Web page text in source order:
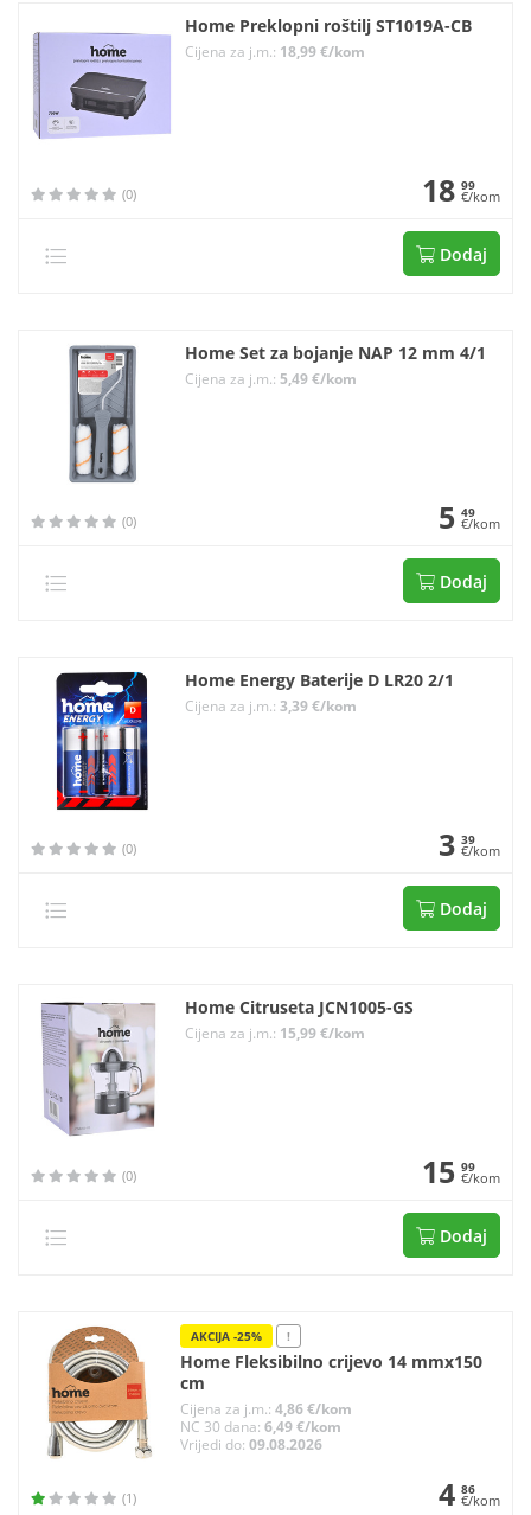
Home Preklopni roštilj ST1019A-CB
Cijena za j.m.: 18,99 €/kom
(0) 18 99
€/kom
Dodaj
Home Set za bojanje NAP 12 mm 4/1
Cijena za j.m.: 5,49 €/kom
(0) 5 49
€/kom
Dodaj
Home Energy Baterije D LR20 2/1
Cijena za j.m.: 3,39 €/kom
(0) 3 39
€/kom
Dodaj
Home Citruseta JCN1005-GS
Cijena za j.m.: 15,99 €/kom
(0) 15 99
€/kom
Dodaj
AKCIJA -25% !
Home Fleksibilno crijevo 14 mmx150
cm
Cijena za j.m.: 4,86 €/kom
NC 30 dana: 6,49 €/kom
Vrijedi do: 09.08.2026
(1) 4 86
€/kom